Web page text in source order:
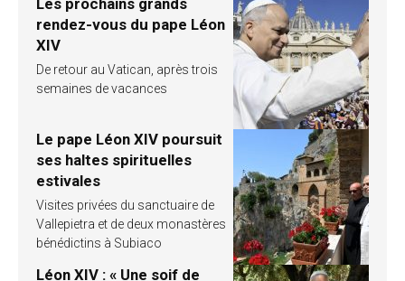
Les prochains grands
rendez-vous du pape Léon
XIV
De retour au Vatican, après trois
semaines de vacances
Le pape Léon XIV poursuit
ses haltes spirituelles
estivales
Visites privées du sanctuaire de
Vallepietra et de deux monastères
bénédictins à Subiaco
Léon XIV : « Une soif de